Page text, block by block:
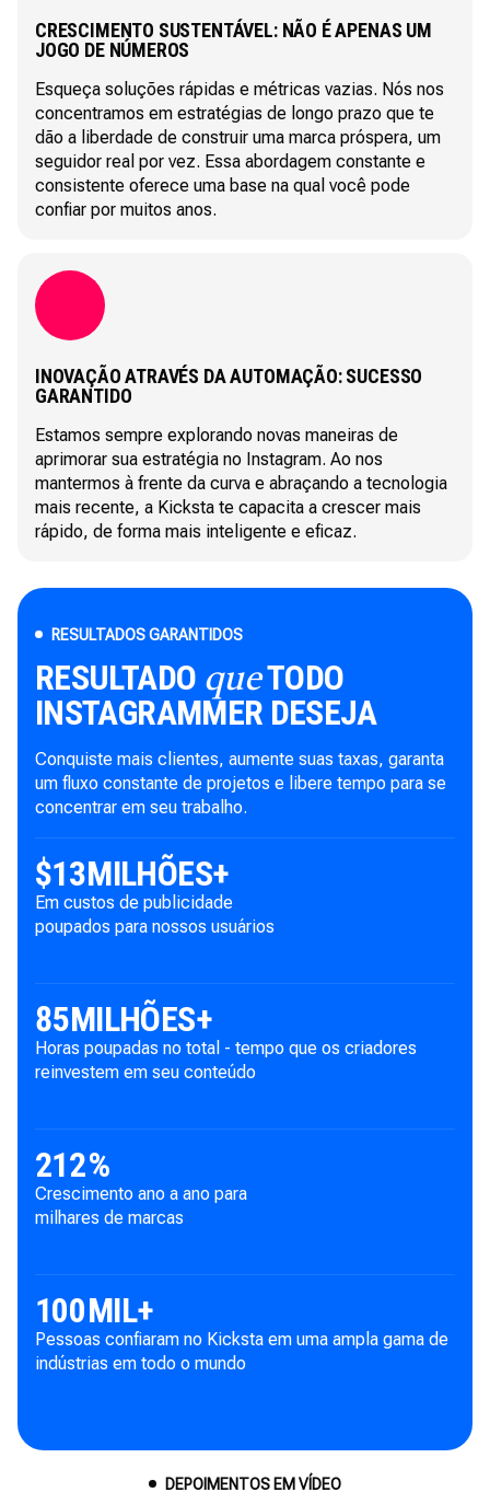
CRESCIMENTO SUSTENTÁVEL: NÃO É APENAS UM
JOGO DE NÚMEROS
Esqueça soluções rápidas e métricas vazias. Nós nos
concentramos em estratégias de longo prazo que te
dão a liberdade de construir uma marca próspera, um
seguidor real por vez. Essa abordagem constante e
consistente oferece uma base na qual você pode
confiar por muitos anos.
INOVAÇÃO ATRAVÉS DA AUTOMAÇÃO: SUCESSO
GARANTIDO
Estamos sempre explorando novas maneiras de
aprimorar sua estratégia no Instagram. Ao nos
mantermos à frente da curva e abraçando a tecnologia
mais recente, a Kicksta te capacita a crescer mais
rápido, de forma mais inteligente e eficaz.
RESULTADOS GARANTIDOS
RESULTADO queTODO
INSTAGRAMMER DESEJA
Conquiste mais clientes, aumente suas taxas, garanta
um fluxo constante de projetos e libere tempo para se
concentrar em seu trabalho.
$13MILHÕES+
Em custos de publicidade
poupados para nossos usuários
85MILHÕES+
Horas poupadas no total - tempo que os criadores
reinvestem em seu conteúdo
212%
Crescimento ano a ano para
milhares de marcas
100MIL+
Pessoas confiaram no Kicksta em uma ampla gama de
indústrias em todo o mundo
DEPOIMENTOS EM VÍDEO